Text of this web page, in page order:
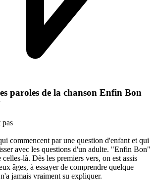
paroles de la chanson Enfin Bon
commencent par une question d'enfant et qui
avec les questions d'un adulte. "Enfin Bon"
là. Dès les premiers vers, on est assis
âges, à essayer de comprendre quelque
jamais vraiment su expliquer.